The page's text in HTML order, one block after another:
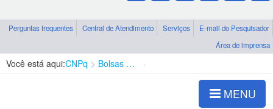
Perguntas frequentes Central de Atendimento Serviços
E-mail do Pesquisador
Área de imprensa
Você está aqui:CNPq Bolsas e Auxílios Vigentes
MENU